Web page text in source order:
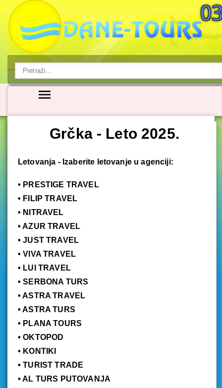
Grčka - Leto 2025.
Letovanja - Izaberite letovanje u agenciji:
• PRESTIGE TRAVEL
• FILIP TRAVEL
• NITRAVEL
• AZUR TRAVEL
• JUST TRAVEL
• VIVA TRAVEL
• LUI TRAVEL
• SERBONA TURS
• ASTRA TRAVEL
• ASTRA TURS
• PLANA TOURS
• OKTOPOD
• KONTIKI
• TURIST TRADE
• AL TURS PUTOVANJA